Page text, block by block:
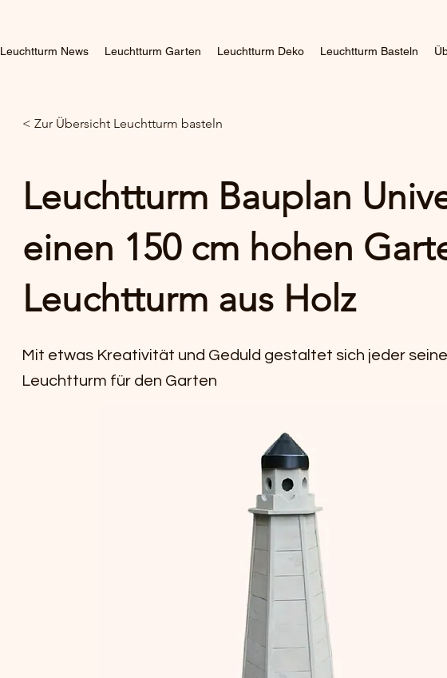
Leuchtturm News Leuchtturm Garten Leuchtturm Deko Leuchtturm Basteln
< Zur Übersicht Leuchtturm basteln
Leuchtturm Bauplan
einen 150 cm hohen
Leuchtturm aus Holz
Mit etwas Kreativität und Geduld gestaltet sich jeder
Leuchtturm für den Garten